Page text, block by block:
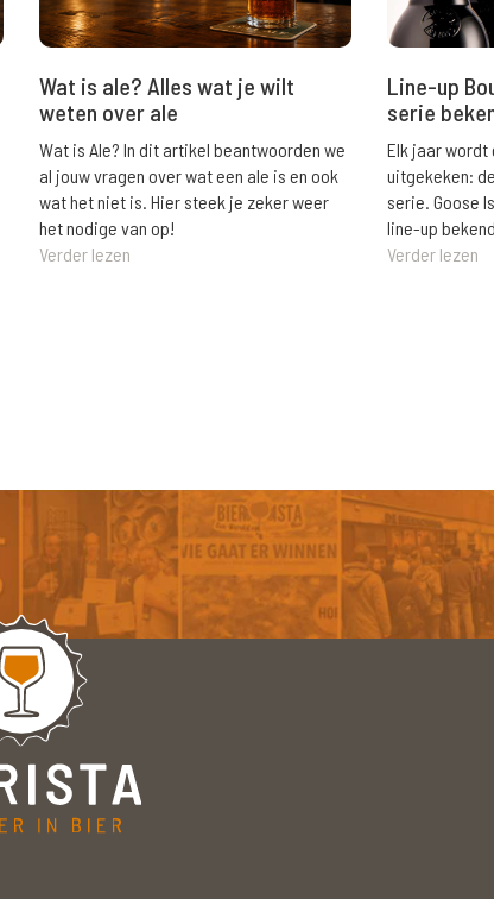
Wat is ale? Alles wat je wilt
weten over ale
Wat is Ale? In dit artikel beantwoorden we
al jouw vragen over wat een ale is en ook
wat het niet is. Hier steek je zeker weer
het nodige van op!
Verder lezen
Line-up
serie
Elk jaar wordt
uitgekeken:
serie. Goose
line-up
Verder lezen